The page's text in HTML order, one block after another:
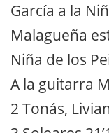
García a la
Malagueña
Niña de los
A la guitarra
2 Tonás,